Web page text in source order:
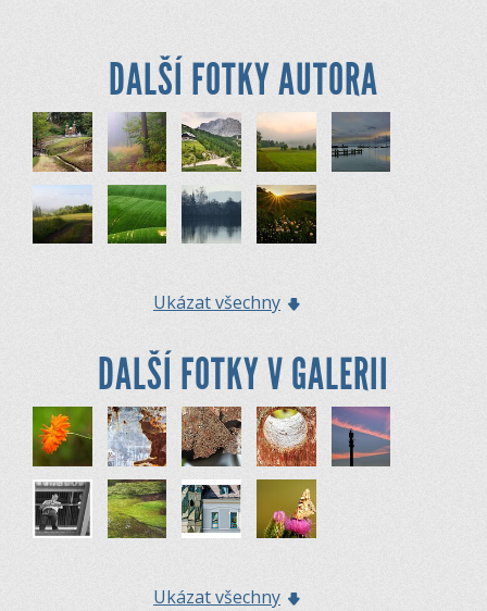
DALŠÍ FOTKY AUTORA
Ukázat všechny
DALŠÍ FOTKY V GALERII
Ukázat všechny